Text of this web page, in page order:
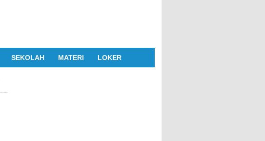
SEKOLAH MATERI LOKER